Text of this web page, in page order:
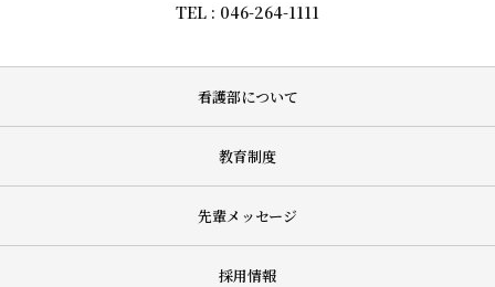
TEL : 046-264-1111
看護部について
教育制度
先輩メッセージ
採用情報